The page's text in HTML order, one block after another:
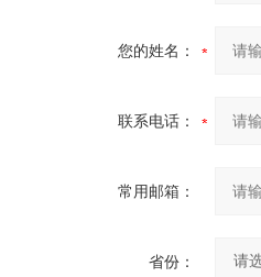
您的姓名：
联系电话：
常用邮箱：
省份：